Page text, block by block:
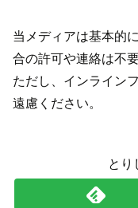
当メディアは基本的
合の許可や連絡は不要
ただし、インライン
遠慮ください。
とり